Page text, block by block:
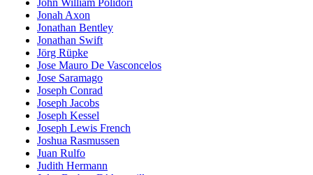
John William Polidori
Jonah Axon
Jonathan Bentley
Jonathan Swift
Jörg Rüpke
Jose Mauro De Vasconcelos
Jose Saramago
Joseph Conrad
Joseph Jacobs
Joseph Kessel
Joseph Lewis French
Joshua Rasmussen
Juan Rulfo
Judith Hermann